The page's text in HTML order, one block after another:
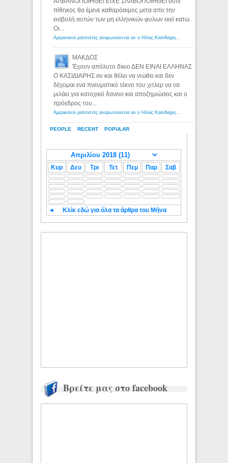
PEOPLE RECENT POPULAR
πίθηκος θα έμενε καθαρόαιμος μετα απο την
εισβολή αυτών των μη ελληνικών φυλων εκεί κατω.
Οι...
ΜΑΚΔΟΣ
Έχουν απόλυτο δίκιο ΔΕΝ ΕΙΝΑΙ ΕΛΛΗΝΑΣ
Ο ΚΑΣΙΔΙΑΡΗΣ αν και θέλει να νιώθει και δεν
δέχομαι ενα πνευματικό τέκνο του χιτλερ να να
μιλάει για κατοχικό δανειο και αποζημιώσεις και ο
πρόεδρος του...
Κυρ Δευ Τρι Τετ Πεμ Παρ Σαβ
◄ Κλίκ εδώ για όλα τα άρθρα του Μήνα
Βρείτε μας στο facebook